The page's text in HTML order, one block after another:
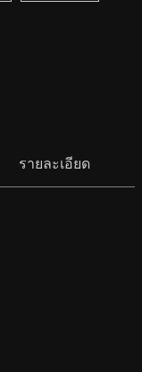
รายละเอียด